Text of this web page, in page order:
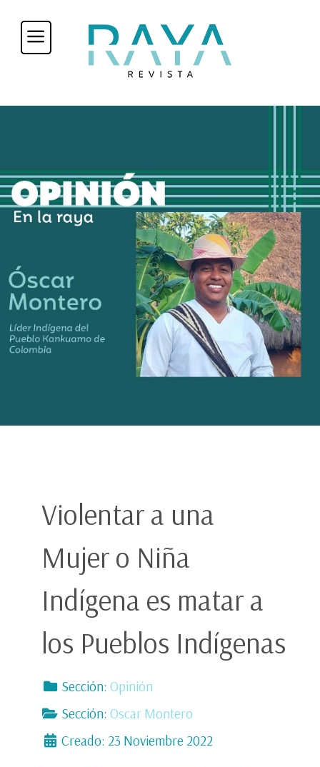
Violentar a una
Mujer o Niña
Indígena es matar a
los Pueblos Indígenas
Sección: Opinión
Sección: Oscar Montero
Creado: 23 Noviembre 2022